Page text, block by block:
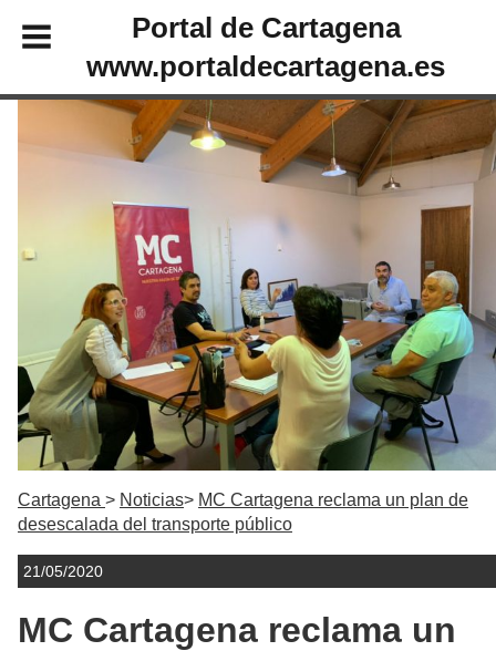
Portal de Cartagena
www.portaldecartagena.es
Cartagena Noticias
MC Cartagena reclama un plan de
desescalada del transporte público
21/05/2020
MC Cartagena reclama un